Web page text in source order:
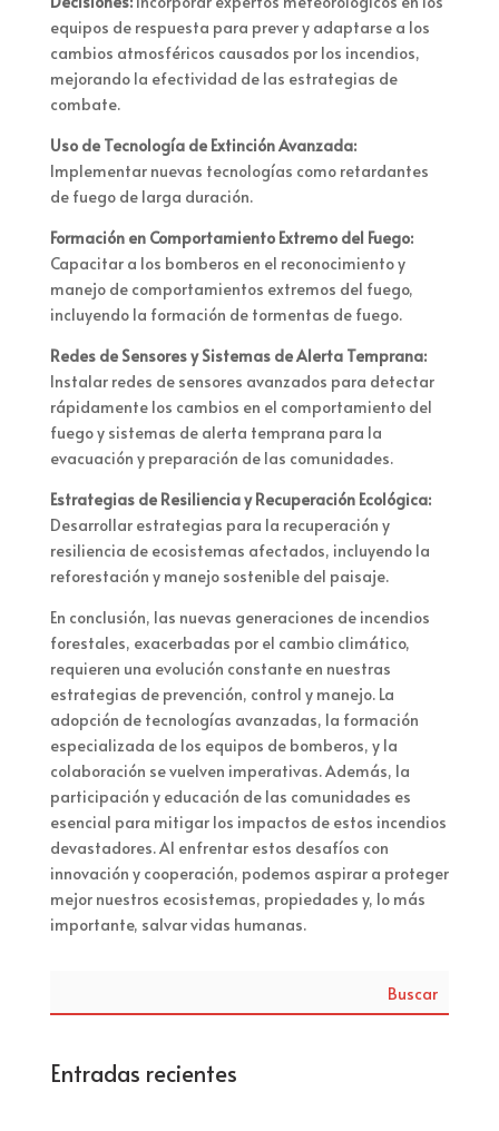
equipos de respuesta para prever y adaptarse a los
cambios atmosféricos causados por los incendios,
mejorando la efectividad de las estrategias de
combate.
Uso de Tecnología de Extinción Avanzada:
Implementar nuevas tecnologías como retardantes
de fuego de larga duración.
Formación en Comportamiento Extremo del Fuego:
Capacitar a los bomberos en el reconocimiento y
manejo de comportamientos extremos del fuego,
incluyendo la formación de tormentas de fuego.
Redes de Sensores y Sistemas de Alerta Temprana:
Instalar redes de sensores avanzados para detectar
rápidamente los cambios en el comportamiento del
fuego y sistemas de alerta temprana para la
evacuación y preparación de las comunidades.
Estrategias de Resiliencia y Recuperación Ecológica:
Desarrollar estrategias para la recuperación y
resiliencia de ecosistemas afectados, incluyendo la
reforestación y manejo sostenible del paisaje.
En conclusión, las nuevas generaciones de incendios
forestales, exacerbadas por el cambio climático,
requieren una evolución constante en nuestras
estrategias de prevención, control y manejo. La
adopción de tecnologías avanzadas, la formación
especializada de los equipos de bomberos, y la
colaboración se vuelven imperativas. Además, la
participación y educación de las comunidades es
esencial para mitigar los impactos de estos incendios
devastadores. Al enfrentar estos desafíos con
innovación y cooperación, podemos aspirar a proteger
mejor nuestros ecosistemas, propiedades y, lo más
importante, salvar vidas humanas.
Buscar
Entradas recientes